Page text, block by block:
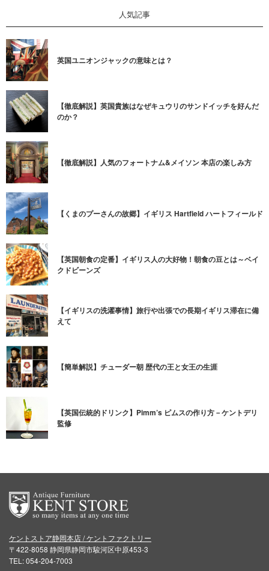
人気記事
英国ユニオンジャックの意味とは？
【徹底解説】英国貴族はなぜキュウリのサンドイッチを好んだ
のか？
【徹底解説】人気のフォートナム&メイソン 本店の楽しみ方
【くまのプーさんの故郷】イギリス Hartfield ハートフィールド
【英国朝食の定番】イギリス人の大好物！朝食の豆とは～ベイ
クドビーンズ
【イギリスの洗濯事情】旅行や出張での長期イギリス滞在に備
えて
【簡単解説】チューダー朝 歴代の王と女王の生涯
【英国伝統的ドリンク】Pimm’s ピムスの作り方－ケントデリ
監修
ケントストア静岡本店 / ケントファクトリー
〒422-8058 静岡県静岡市駿河区中原453-3
TEL: 054-204-7003